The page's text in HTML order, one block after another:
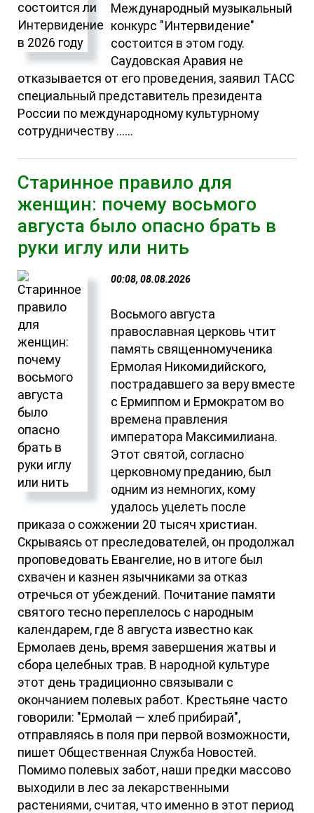
Международный музыкальный
конкурс "Интервидение"
состоится в этом году.
Саудовская Аравия не
отказывается от его проведения, заявил ТАСС
специальный представитель президента
России по международному культурному
сотрудничеству ......
Старинное правило для
женщин: почему восьмого
августа было опасно брать в
руки иглу или нить
00:08, 08.08.2026
Восьмого августа
православная церковь чтит
память священномученика
Ермолая Никомидийского,
пострадавшего за веру вместе
с Ермиппом и Ермократом во
времена правления
императора Максимилиана.
Этот святой, согласно
церковному преданию, был
одним из немногих, кому
удалось уцелеть после
приказа о сожжении 20 тысяч христиан.
Скрываясь от преследователей, он продолжал
проповедовать Евангелие, но в итоге был
схвачен и казнен язычниками за отказ
отречься от убеждений. Почитание памяти
святого тесно переплелось с народным
календарем, где 8 августа известно как
Ермолаев день, время завершения жатвы и
сбора целебных трав. В народной культуре
этот день традиционно связывали с
окончанием полевых работ. Крестьяне часто
говорили: "Ермолай — хлеб прибирай",
отправляясь в поля при первой возможности,
пишет Общественная Служба Новостей.
Помимо полевых забот, наши предки массово
выходили в лес за лекарственными
растениями, считая, что именно в этот период